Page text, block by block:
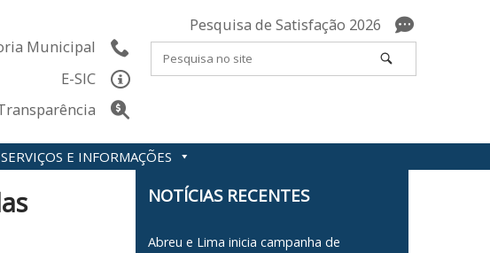
Municipal
E-SIC
Pesquisa de Satisfação 2026
SERVIÇOS E INFORMAÇÕES
NOTÍCIAS RECENTES
Abreu e Lima inicia campanha de